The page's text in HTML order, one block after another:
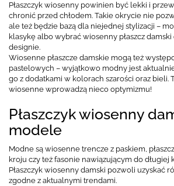
Płaszczyk wiosenny powinien być lekki i
chronić przed chłodem. Takie okrycie nie
ale też będzie bazą dla niejednej stylizacji –
klasykę albo wybrać wiosenny płaszcz
designie.
Wiosenne płaszcze damskie mogą też
pastelowych – wyjątkowo modny jest
go z dodatkami w kolorach szarości oraz bieli.
wiosenne wprowadzą nieco optymizmu!
Płaszczyk wiosenny
modele
Modne są wiosenne trencze z paskiem,
kroju czy też fasonie nawiązującym do długiej
Płaszczyk wiosenny damski pozwoli uzyskać
zgodne z aktualnymi trendami.